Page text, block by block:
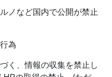
ノなど国内で公開が禁止
為
く、情報の収集を禁止し